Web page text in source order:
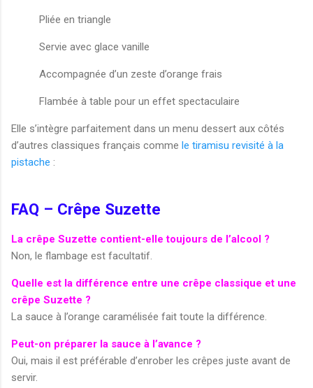
Pliée en triangle
Servie avec glace vanille
Accompagnée d’un zeste d’orange frais
Flambée à table pour un effet spectaculaire
Elle s’intègre parfaitement dans un menu dessert aux côtés
d’autres classiques français comme le tiramisu revisité à la
pistache :
FAQ – Crêpe Suzette
La crêpe Suzette contient-elle toujours de l’alcool ?
Non, le flambage est facultatif.
Quelle est la différence entre une crêpe classique et une
crêpe Suzette ?
La sauce à l’orange caramélisée fait toute la différence.
Peut-on préparer la sauce à l’avance ?
Oui, mais il est préférable d’enrober les crêpes juste avant de
servir.